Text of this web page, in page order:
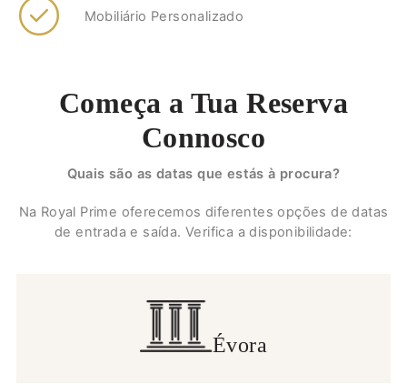
Mobiliário Personalizado
Começa a Tua Reserva
Connosco
Quais são as datas que estás à procura?
Na Royal Prime oferecemos diferentes opções de datas
de entrada e saída. Verifica a disponibilidade:
Évora